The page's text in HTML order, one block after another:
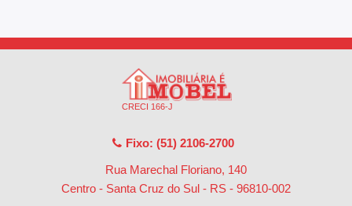
CRECI 166-J
Fixo: (51) 2106-2700
Rua Marechal Floriano, 140
Centro - Santa Cruz do Sul - RS - 96810-002